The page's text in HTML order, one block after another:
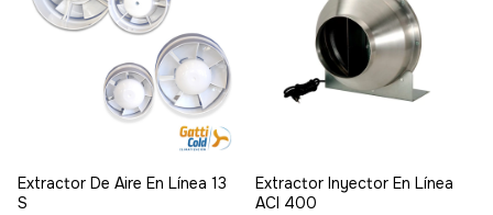
Extractor De Aire En Línea 13
S
Extractor Inyector En Línea
ACI 400